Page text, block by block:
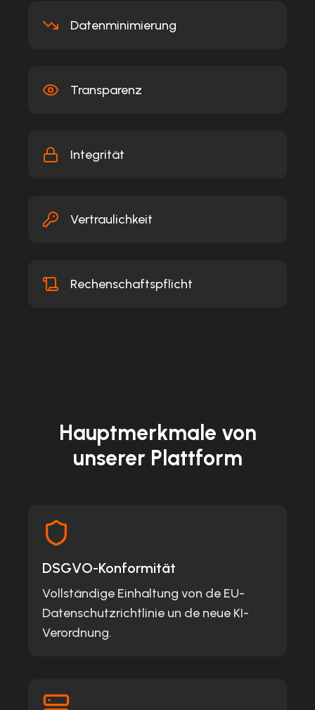
Datenminimierung
Transparenz
Integrität
Vertraulichkeit
Rechenschaftspflicht
Hauptmerkmale von
unserer Plattform
DSGVO-Konformität
Vollständige Einhaltung von de EU-
Datenschutzrichtlinie un de neue KI-
Verordnung.